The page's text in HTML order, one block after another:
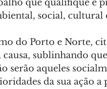
que qualifique e
social, cultural
do Porto e Norte,
sublinhando
serão aqueles
da sua ação a